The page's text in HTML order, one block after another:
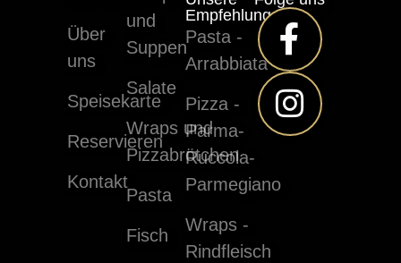
Über
uns
Speisekarte
Reservieren
Kontakt
und
Suppen
Salate
Wraps und
Pizzabrötchen
Pasta
Fisch
Empfehlungen
Pasta -
Arrabbiata
Pizza -
Parma-
Ruccola-
Parmegiano
Wraps -
Rindfleisch